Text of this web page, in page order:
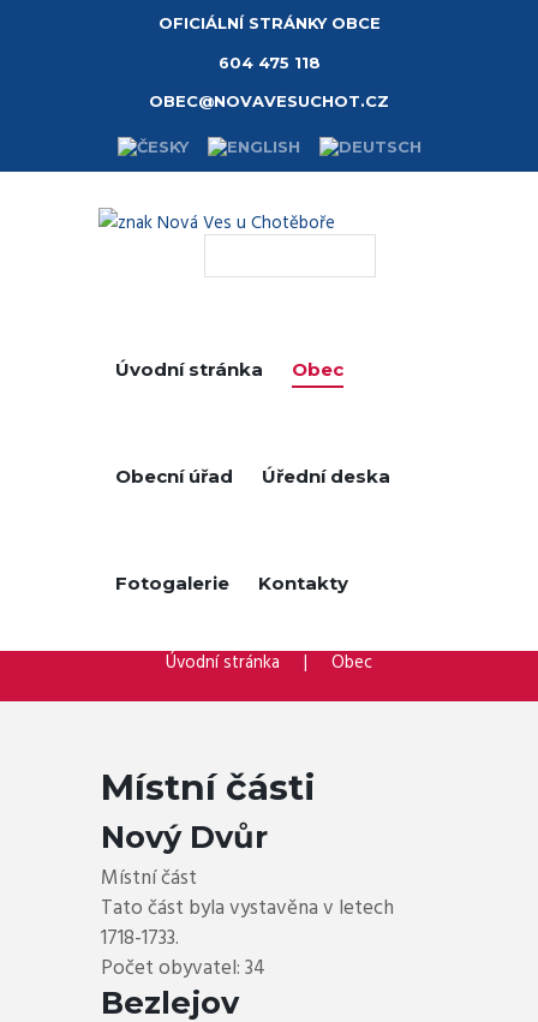
OFICIÁLNÍ STRÁNKY OBCE
604 475 118
OBEC@NOVAVESUCHOT.CZ
Úvodní stránka Obec
Obecní úřad Úřední deska
Fotogalerie Kontakty
Úvodní stránka Obec
Místní části
Nový Dvůr
Místní část
Tato část byla vystavěna v letech
1718-1733.
Počet obyvatel: 34
Bezlejov